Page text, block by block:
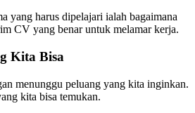
yang harus dipelajari ialah bagaimana
CV yang benar untuk melamar kerja.
Kita Bisa
menunggu peluang yang kita inginkan.
kita bisa temukan.